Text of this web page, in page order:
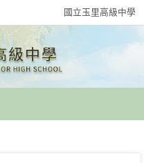
國立玉里高級中學